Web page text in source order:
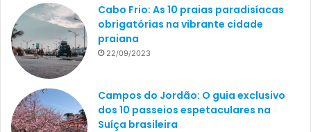
Cabo Frio: As 10 praias paradisíacas
obrigatórias na vibrante cidade
praiana
22/09/2023
Campos do Jordão: O guia exclusivo
dos 10 passeios espetaculares na
Suíça brasileira